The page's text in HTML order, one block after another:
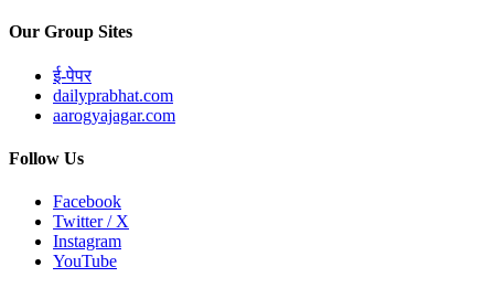
Our Group Sites
ई-पेपर
dailyprabhat.com
aarogyajagar.com
Follow Us
Facebook
Twitter / X
Instagram
YouTube